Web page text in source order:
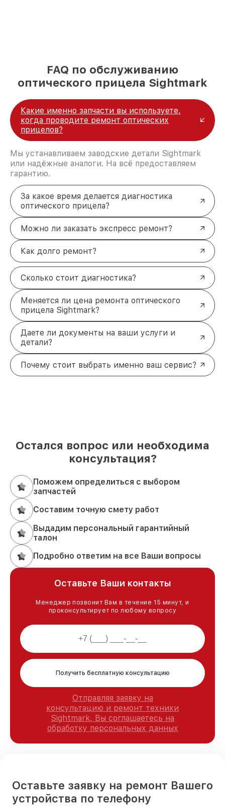
FAQ по обслуживанию
оптического прицела Sightmark
Какие именно запчасти вы используете,
когда проводите ремонт оптических
прицелов?
Мы устанавливаем заводские детали Sightmark
или надёжные аналоги. На всё предоставляем
гарантию.
За какое время делается диагностика
оптического прицела?
Можно ли заказать экспресс ремонт?
Как долго ремонт?
Сколько стоит диагностика?
Меняется ли цена ремонта оптического
прицела Sightmark?
Даете ли документы на ваши услуги и
детали?
Почему стоит выбрать именно ваш сервис?
Остался вопрос или необходима
консультация?
Поможем определиться с выбором
запчастей
Составим точную смету работ
Выдадим персональный гарантийный
талон
Подробно ответим на все Ваши вопросы
Оставьте Ваши контакты
Менеджер позвонит Вам в течение 15 минут, и
проконсультирует по любому вопросу
Получить бесплатную консультацию
Отправляя заявку на
консультацию и ремонт техники
Sightmark, Вы соглашаетесь на
обработку персональных данных
Оставьте заявку на ремонт Вашего
устройства по телефону